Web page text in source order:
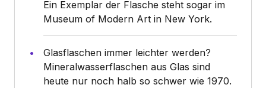
Ein Exemplar der Flasche steht sogar im
Museum of Modern Art in New York.
Glasflaschen immer leichter werden?
Mineralwasserflaschen aus Glas sind
heute nur noch halb so schwer wie 1970.